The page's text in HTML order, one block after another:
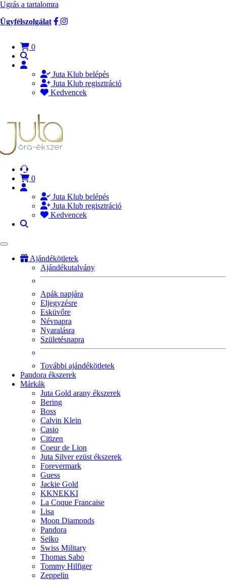
Ugrás a tartalomra
Ügyfélszolgálat
0
Juta Klub belépés
Juta Klub regisztráció
Kedvencek
0
Juta Klub belépés
Juta Klub regisztráció
Kedvencek
Ajándékötletek
Ajándékutalvány
Apák napjára
Eljegyzésre
Esküvőre
Névnapra
Nyaralásra
Születésnapra
További ajándékötletek
Pandora ékszerek
Márkák
Juta Gold arany ékszerek
Bering
Boss
Calvin Klein
Casio
Citizen
Coeur de Lion
Juta Silver ezüst ékszerek
Forevermark
Guess
Jackie Gold
KKNEKKI
La Coque Francaise
Lisa
Moon Diamonds
Pandora
Seiko
Swiss Military
Thomas Sabo
Tommy Hilfiger
Zeppelin